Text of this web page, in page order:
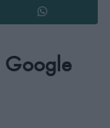
Google